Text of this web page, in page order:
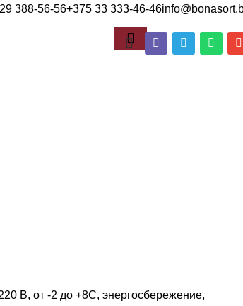
388-56-56+375 33 333-46-46
В, от -2 до +8С, энергосбережение,